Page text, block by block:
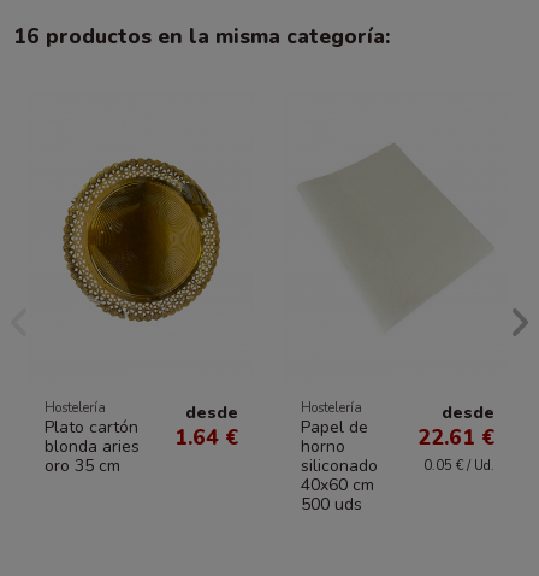
16 productos en la misma categoría:
Hostelería
Plato cartón
blonda aries
oro 35 cm
desde
1.64 €
Hostelería
Papel de
horno
siliconado
40x60 cm
500 uds
desde
22.61 €
0.05 € / Ud.